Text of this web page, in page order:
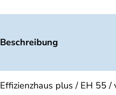
Beschreibung
Effizienzhaus plus / EH 55 /